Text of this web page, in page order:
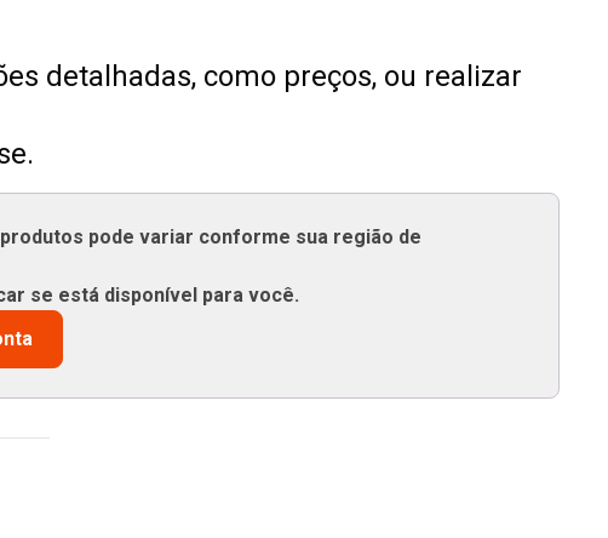
detalhadas, como preços, ou realizar
pode variar conforme sua região de
se está disponível para você.